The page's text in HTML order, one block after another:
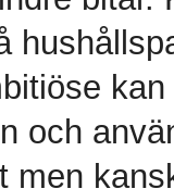
och
men